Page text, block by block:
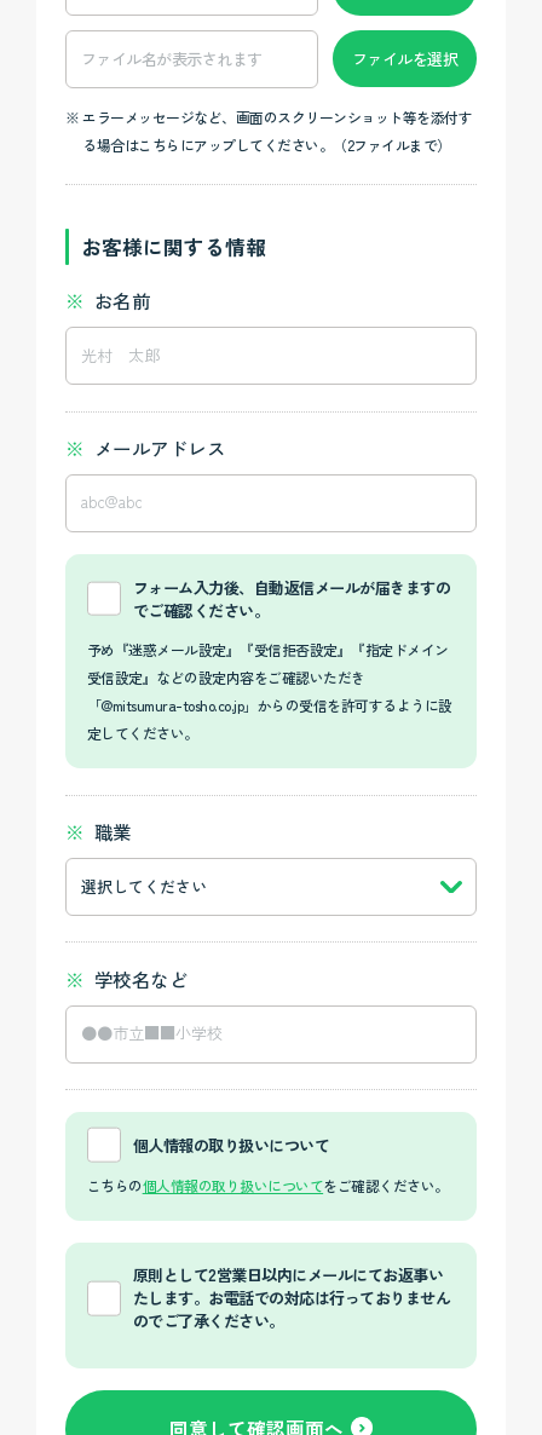
ファイル名が表示されます ファイルを選択
エラーメッセージなど、画面のスクリーンショット等を添付す
る場合はこちらにアップしてください。（2ファイルまで）
お客様に関する情報
お名前
メールアドレス
フォーム入力後、自動返信メールが届きますの
でご確認ください。
予め『迷惑メール設定』『受信拒否設定』『指定ドメイン
受信設定』などの設定内容をご確認いただき
「@mitsumura-tosho.co.jp」からの受信を許可するように設
定してください。
職業
学校名など
個人情報の取り扱いについて
こちらの個人情報の取り扱いについてをご確認ください。
原則として2営業日以内にメールにてお返事い
たします。お電話での対応は行っておりません
のでご了承ください。
同意して確認画面へ